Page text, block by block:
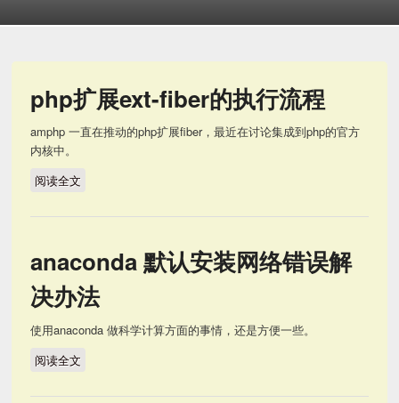
php扩展ext-fiber的执行流程
amphp 一直在推动的php扩展fiber，最近在讨论集成到php的官方
内核中。
阅读全文
anaconda 默认安装网络错误解
决办法
使用anaconda 做科学计算方面的事情，还是方便一些。
阅读全文